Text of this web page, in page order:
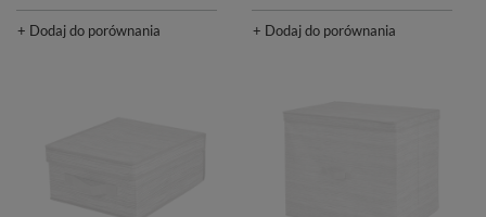
+ Dodaj do porównania + Dodaj do porównania